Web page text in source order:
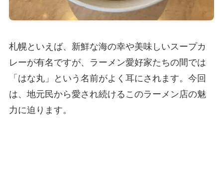
札幌といえば、新鮮な海の幸や美味しいスープカ
レーが有名ですが、ラーメン愛好家たちの間では
「はな丸」という名前がよく耳にされます。今回
は、地元民から愛され続けるこのラーメン店の魅
力に迫ります。